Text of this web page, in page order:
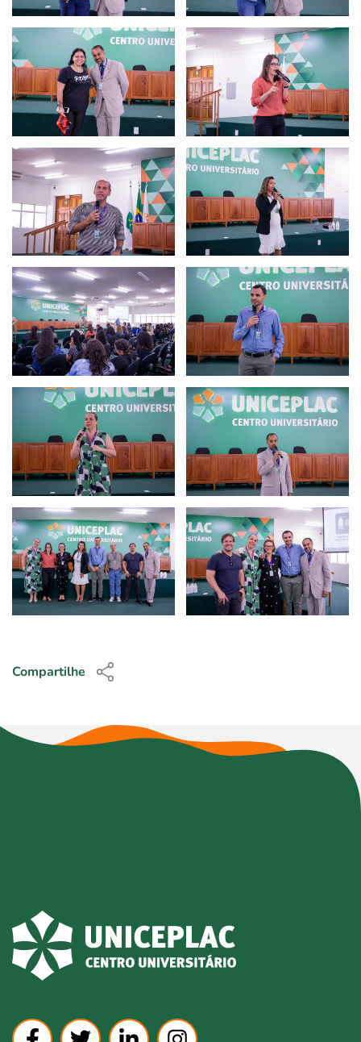
Compartilhe